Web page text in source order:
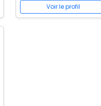
Voir le profil